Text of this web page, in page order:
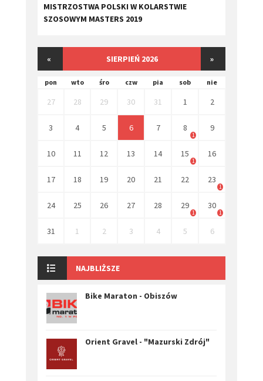
MISTRZOSTWA POLSKI W KOLARSTWIE
SZOSOWYM MASTERS 2019
« SIERPIEŃ 2026 »
pon wto śro czw pia sob nie
27 28 29 30 31 1 2
3 4 5 6 7 8
1
9
10 11 12 13 14 15
1
16
17 18 19 20 21 22 23
1
24 25 26 27 28 29
1
30
1
31 1 2 3 4 5 6
NAJBLIŻSZE
Bike Maraton - Obiszów
Orient Gravel - "Mazurski Zdrój"